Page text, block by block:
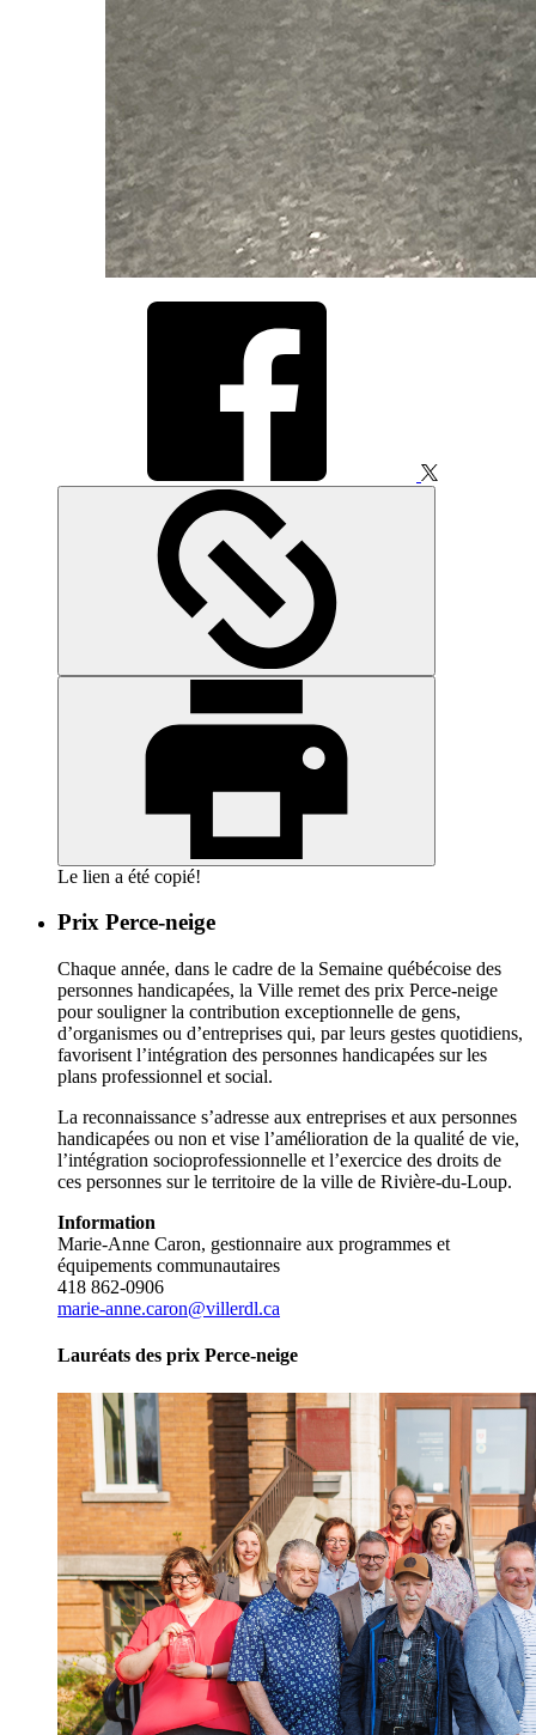
Le lien a été copié!
Prix Perce-neige
Chaque année, dans le cadre de la Semaine québécoise des
personnes handicapées, la Ville remet des prix Perce-neige
pour souligner la contribution exceptionnelle de gens,
d’organismes ou d’entreprises qui, par leurs gestes quotidiens,
favorisent l’intégration des personnes handicapées sur les
plans professionnel et social.
La reconnaissance s’adresse aux entreprises et aux personnes
handicapées ou non et vise l’amélioration de la qualité de vie,
l’intégration socioprofessionnelle et l’exercice des droits de
ces personnes sur le territoire de la ville de Rivière-du-Loup.
Information
Marie-Anne Caron, gestionnaire aux programmes et
équipements communautaires
418 862-0906
marie-anne.caron@villerdl.ca
Lauréats des prix Perce-neige